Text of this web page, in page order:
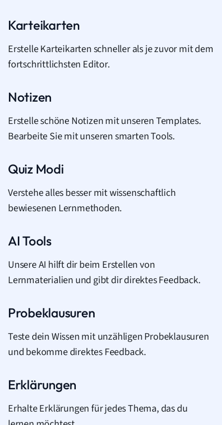
Karteikarten
Erstelle Karteikarten schneller als je zuvor mit dem
fortschrittlichsten Editor.
Notizen
Erstelle schöne Notizen mit unseren Templates.
Bearbeite Sie mit unseren smarten Tools.
Quiz Modi
Verstehe alles besser mit wissenschaftlich
bewiesenen Lernmethoden.
AI Tools
Unsere AI hilft dir beim Erstellen von
Lernmaterialien und gibt dir direktes Feedback.
Probeklausuren
Teste dein Wissen mit unzähligen Probeklausuren
und bekomme direktes Feedback.
Erklärungen
Erhalte Erklärungen für jedes Thema, das du